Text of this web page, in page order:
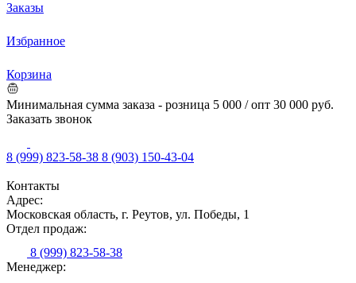
Заказы
Избранное
Корзина
Минимальная сумма заказа - розница 5 000 / опт 30 000 руб.
Заказать звонок
8 (999) 823-58-38 8 (903) 150-43-04
Контакты
Адрес:
Московская область, г. Реутов, ул. Победы, 1
Отдел продаж:
8 (999) 823-58-38
Менеджер: